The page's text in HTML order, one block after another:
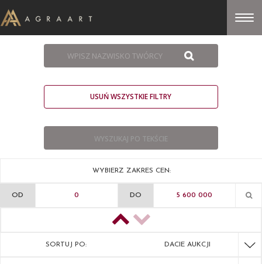
USUŃ WSZYSTKIE FILTRY
WYBIERZ ZAKRES CEN:
OD DO
SORTUJ PO: DACIE AUKCJI